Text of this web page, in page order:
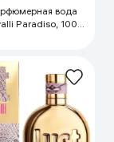
вода
Paradiso, 100